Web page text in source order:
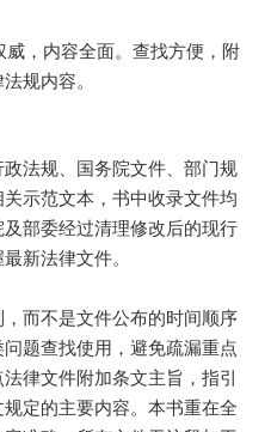
，内容全面。查找方便，附
规内容。
法规、国务院文件、部门规
示范文本，书中收录文件均
部委经过清理修改后的现行
新法律文件。
而不是文件公布的时间顺序
题查找使用，避免疏漏重点
律文件附加条文主旨，指引
定的主要内容。本书重在全